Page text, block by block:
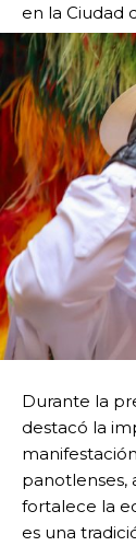
en la Ciudad
Durante la
destacó la
panotlenses,
fortalece la
es una